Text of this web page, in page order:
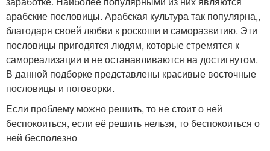
арабские пословицы. Арабская культура так популярна,,
благодаря своей любви к роскоши и саморазвитию. Эти
пословицы пригодятся людям, которые стремятся к
самореализации и не останавливаются на достигнутом.
В данной подборке представлены красивые восточные
пословицы и поговорки.
Если проблему можно решить, то не стоит о ней
беспокоиться, если её решить нельзя, то беспокоиться о
ней бесполезно